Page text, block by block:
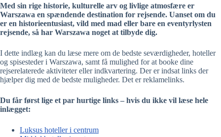
Med sin rige historie, kulturelle arv og livlige atmosfære er
Warszawa en spændende destination for rejsende. Uanset om du
er en historieentusiast, vild med mad eller bare en eventyrlysten
rejsende, så har Warszawa noget at tilbyde dig.
I dette indlæg kan du læse mere om de bedste seværdigheder, hoteller
og spisesteder i Warszawa, samt få mulighed for at booke dine
rejserelaterede aktiviteter eller indkvartering. Der er indsat links der
hjælper dig med de bedste muligheder. Det er reklamelinks.
Du får først lige et par hurtige links – hvis du ikke vil læse hele
inlægget:
Luksus hoteller i centrum